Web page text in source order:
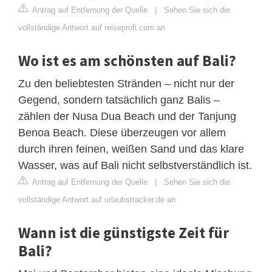
Antrag auf Entfernung der Quelle | Sehen Sie sich die
vollständige Antwort auf reiseprofi.com an
Wo ist es am schönsten auf Bali?
Zu den beliebtesten Stränden – nicht nur der
Gegend, sondern tatsächlich ganz Balis –
zählen der Nusa Dua Beach und der Tanjung
Benoa Beach. Diese überzeugen vor allem
durch ihren feinen, weißen Sand und das klare
Wasser, was auf Bali nicht selbstverständlich ist.
Antrag auf Entfernung der Quelle | Sehen Sie sich die
vollständige Antwort auf urlaubstracker.de an
Wann ist die günstigste Zeit für
Bali?